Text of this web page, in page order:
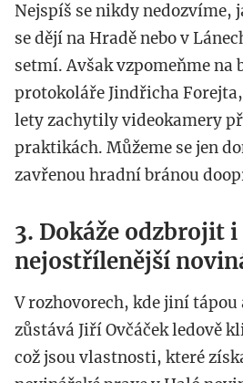
Nejspíš se nikdy nedozvíme,
se dějí na Hradě nebo v
setmí. Avšak vzpomeňme na
protokoláře Jindřicha
lety zachytily videokamery
praktikách. Můžeme se jen
zavřenou hradní bránou
3. Dokáže odzbrojit i
nejostřílenější
V rozhovorech, kde jiní tápou
zůstává Jiří Ovčáček ledově
což jsou vlastnosti, které